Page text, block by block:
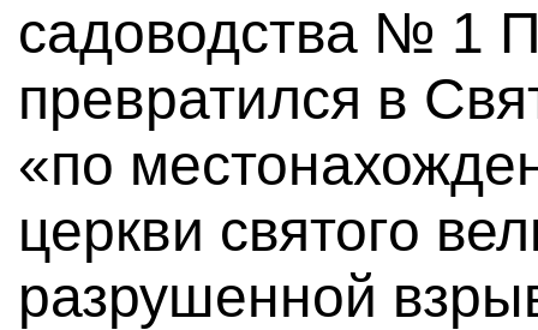
садоводства № 1
превратился в
«по
церкви святого
разрушенной